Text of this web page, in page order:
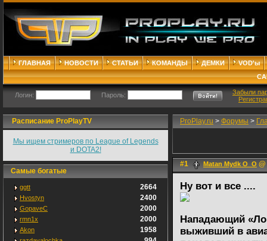
ГЛАВНАЯ НОВОСТИ СТАТЬИ КОМАНДЫ ДЕМКИ
VOD'ы
Логин: Пароль:
Забыли
Расписание ProPlayTV
Мы ищем стримеров по League of Legends
и DOTA2!
Самые богатые
ggtt 2664
Hvostyn 2400
GopaveC 2000
rmn1x 2000
Akon 1958
ProPlay.ru > Форумы >
#1 Matan Mydk O_O
Ну вот и все ....
Нападающий
выживший в